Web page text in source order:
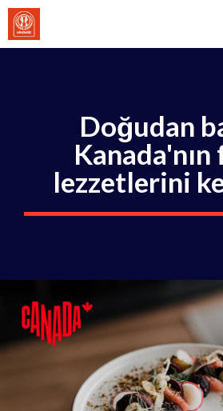
İçeriğe
atla
Doğudan
Kanada'nın
lezzetlerini